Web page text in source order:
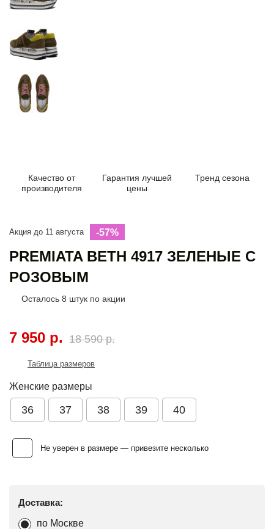
Качество от
производителя
Гарантия лучшей
цены
Тренд сезона
Акция до 11 августа -57%
PREMIATA BETH 4917 ЗЕЛЕНЫЕ С
РОЗОВЫМ
Осталось 8 штук по акции
7 950 р. 18 590 р.
Таблица размеров
Женские размеры
36 37 38 39 40
Не уверен в размере — привезите несколько
Доставка:
по Москве